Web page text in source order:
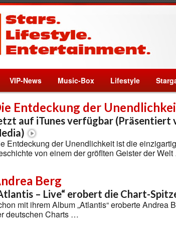
VIP-News Music-Box Lifestyle
Entdeckung der
auf iTunes verfügbar (Präsentiert
Entdeckung der Unendlichkeit ist die
von einem der gröﬂten Geister der
Berg
– Live“ erobert die Chart-
mit ihrem Album „Atlantis“ eroberte Andrea
deutschen Charts …